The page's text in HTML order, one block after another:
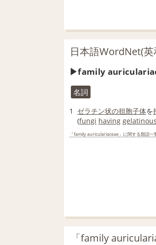
日本語WordNet(
family
名詞
1 ゼラチン状の担胞子体を
(fungi having gelatinous
「family auriculariaceae」に関する類語一
「family